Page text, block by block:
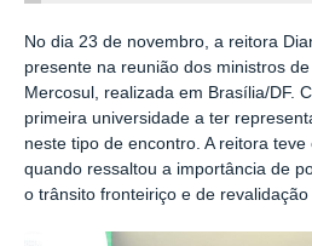
No dia 23 de novembro, a reitora
presente na reunião dos ministros
Mercosul, realizada em Brasília/DF.
primeira universidade a ter
neste tipo de encontro. A reitora teve
quando ressaltou a importância de
o trânsito fronteiriço e de